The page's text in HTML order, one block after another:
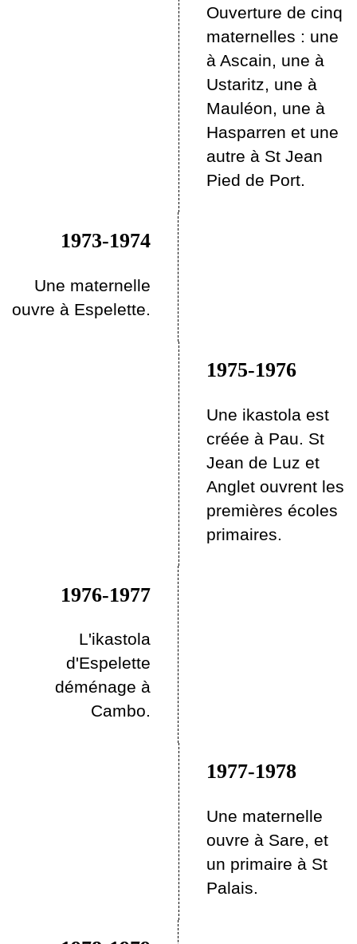
Ouverture de cinq
maternelles : une
à Ascain, une à
Ustaritz, une à
Mauléon, une à
Hasparren et une
autre à St Jean
Pied de Port.
1973-1974
Une maternelle
ouvre à Espelette.
1975-1976
Une ikastola est
créée à Pau. St
Jean de Luz et
Anglet ouvrent les
premières écoles
primaires.
1976-1977
L'ikastola
d'Espelette
déménage à
Cambo.
1977-1978
Une maternelle
ouvre à Sare, et
un primaire à St
Palais.